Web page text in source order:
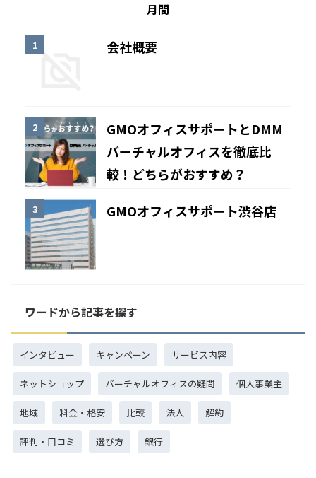
月間
会社概要
GMOオフィスサポートとDMM
バーチャルオフィスを徹底比
較！どちらがおすすめ？
GMOオフィスサポート渋谷店
ワードから記事を探す
インタビュー キャンペーン サービス内容
ネットショップ バーチャルオフィスの疑問 個人事業主
地域 料金・格安 比較 法人 解約
評判・口コミ 選び方 銀行